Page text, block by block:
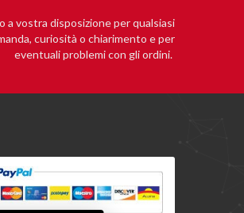
a vostra disposizione per qualsiasi
curiosità o chiarimento e per
eventuali problemi con gli ordini.